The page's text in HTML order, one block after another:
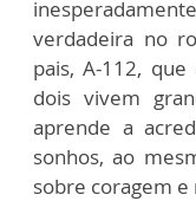
verdadeira no
pais, A-112,
dois vivem
aprende a
sonhos, ao
sobre coragem